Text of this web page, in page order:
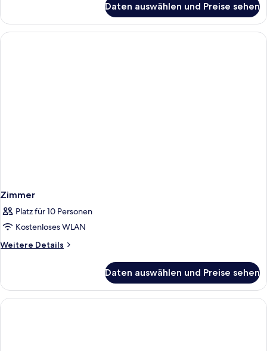
Daten auswählen und Preise sehen
Zimmer
Platz für 10 Personen
Kostenloses WLAN
Weitere Details
Weitere
Daten auswählen und Preise sehen